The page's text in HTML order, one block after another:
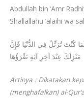
Abdullah bin ‘Amr
Shallallahu ‘alaihi wa
كُنْتَ تُرَتِّلُ فِى الدُّنْيَا فَإِنَّ
مَنْزِلَكَ عِنْدَ آخِرِ آيَةٍ تَقْرَؤُهَا
Artinya : Dikatakan
(menghafalkan) al-